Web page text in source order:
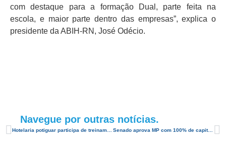
com destaque para a formação Dual, parte feita na
escola, e maior parte dentro das empresas”, explica o
presidente da ABIH-RN, José Odécio.
Navegue por outras notícias.
Hotelaria potiguar participa de treinamento na Alemanha Senado aprova MP com 100% de capital estrangeiro ao setor aéreo brasileiro